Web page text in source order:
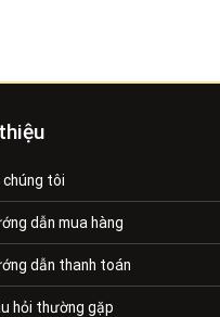
chúng tôi
dẫn mua hàng
dẫn thanh toán
hỏi thường gặp